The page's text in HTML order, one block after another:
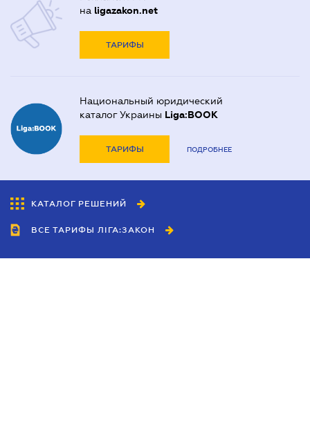
на ligazakon.net
ТАРИФЫ
Национальный юридический
каталог Украины Liga:BOOK
ТАРИФЫ ПОДРОБНЕЕ
КАТАЛОГ РЕШЕНИЙ
ВСЕ ТАРИФЫ ЛІГА:ЗАКОН